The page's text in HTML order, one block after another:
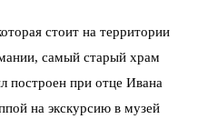
стоит на территории
самый старый храм
построен при отце Ивана
на экскурсию в музей